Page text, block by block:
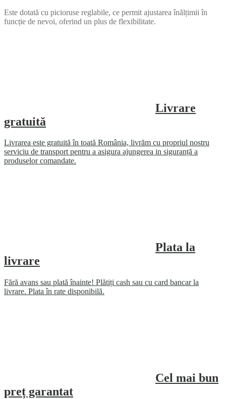
Este dotată cu picioruse reglabile, ce permit ajustarea înălțimii în
funcție de nevoi, oferind un plus de flexibilitate.
Livrare
gratuită
Livrarea este gratuită în toată România, livrăm cu propriul nostru
serviciu de transport pentru a asigura ajungerea in siguranță a
produselor comandate.
Plata la
livrare
Fără avans sau plată înainte! Plătiți cash sau cu card bancar la
livrare. Plata în rate disponibilă.
Cel mai bun
preț garantat